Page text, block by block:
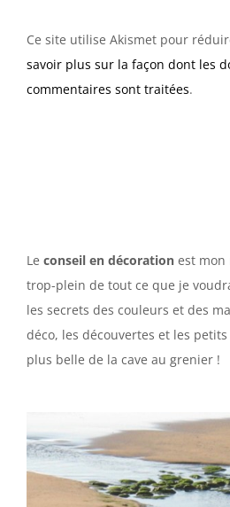
Ce site utilise Akismet pour
savoir plus sur la façon dont les
commentaires sont traitées.
Le conseil en décoration est mon
trop-plein de tout ce que je
les secrets des couleurs et des
déco, les découvertes et les
plus belle de la cave au grenier !